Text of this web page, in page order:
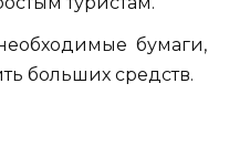
бумаги,
больших средств.